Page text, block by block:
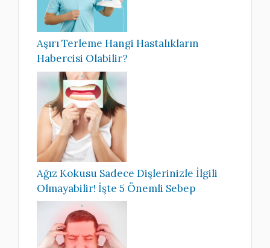
Aşırı Terleme Hangi Hastalıkların
Habercisi Olabilir?
Ağız Kokusu Sadece Dişlerinizle İlgili
Olmayabilir! İşte 5 Önemli Sebep